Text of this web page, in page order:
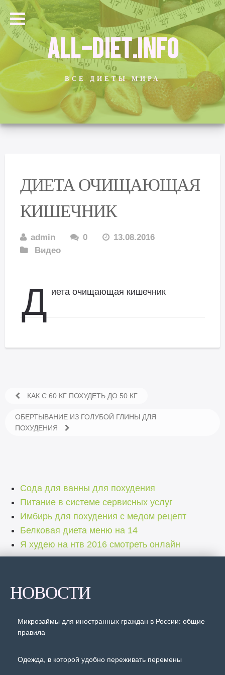
ALL-DIET.INFO
ВСЕ ДИЕТЫ МИРА
ДИЕТА ОЧИЩАЮЩАЯ
КИШЕЧНИК
admin 0
13.08.2016
Видео
Д иета очищающая кишечник
КАК С 60 КГ ПОХУДЕТЬ ДО 50 КГ
ОБЕРТЫВАНИЕ ИЗ ГОЛУБОЙ ГЛИНЫ ДЛЯ
ПОХУДЕНИЯ
Сода для ванны для похудения
Питание в системе сервисных услуг
Имбирь для похудения с медом рецепт
Белковая диета меню на 14
Я худею на нтв 2016 смотреть онлайн
НОВОСТИ
Микрозаймы для иностранных граждан в России: общие
правила
Одежда, в которой удобно переживать перемены